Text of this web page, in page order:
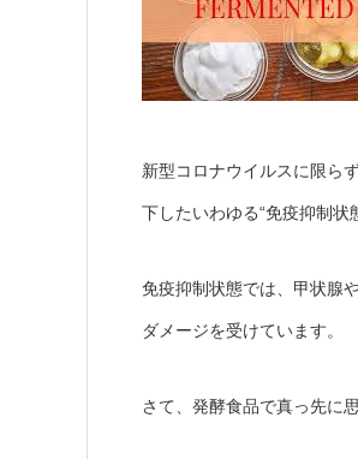
新型コロナウイルスに限ら
下したいわゆる“免疫抑制状
免疫抑制状態では、甲状腺
ダメージを受けています。
さて、発酵食品で真っ先に